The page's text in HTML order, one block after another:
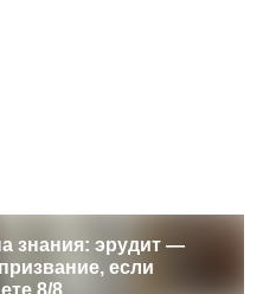
знания: эрудит —
если
8/8